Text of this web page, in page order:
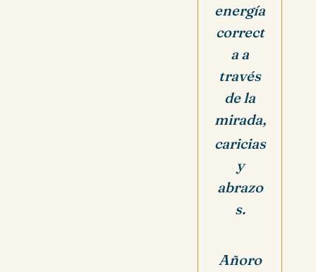
energía
correct
a a
través
de la
mirada,
caricias
y
abrazo
s.
Añoro